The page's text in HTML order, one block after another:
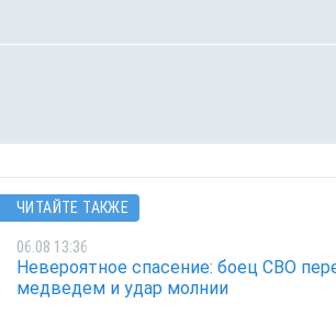
ЧИТАЙТЕ ТАКЖЕ
06.08 13:36
Невероятное спасение: боец СВО
медведем и удар молнии